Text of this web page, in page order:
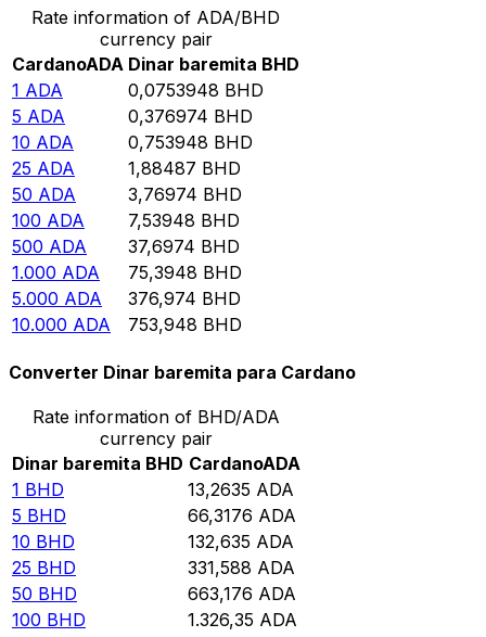
Rate information of ADA/BHD
currency pair
CardanoADA Dinar baremita BHD
1 ADA 0,0753948 BHD
5 ADA 0,376974 BHD
10 ADA 0,753948 BHD
25 ADA 1,88487 BHD
50 ADA 3,76974 BHD
100 ADA 7,53948 BHD
500 ADA 37,6974 BHD
1.000 ADA 75,3948 BHD
5.000 ADA 376,974 BHD
10.000 ADA 753,948 BHD
Converter Dinar baremita para Cardano
Rate information of BHD/ADA
currency pair
Dinar baremita BHD CardanoADA
1 BHD 13,2635 ADA
5 BHD 66,3176 ADA
10 BHD 132,635 ADA
25 BHD 331,588 ADA
50 BHD 663,176 ADA
100 BHD 1.326,35 ADA